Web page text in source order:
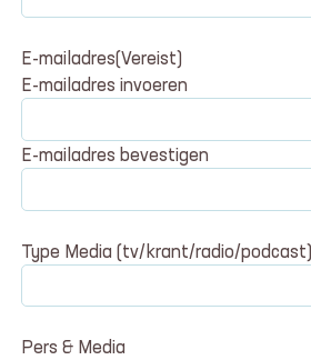
E-mailadres(Vereist)
E-mailadres invoeren
E-mailadres bevestigen
Type Media (tv/krant/radio/podcast)
Pers & Media